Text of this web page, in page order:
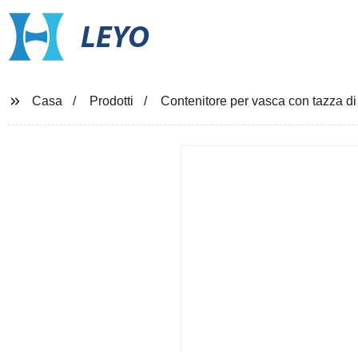
LEYO
Casa Prodotti Contenitore per vasca con tazza